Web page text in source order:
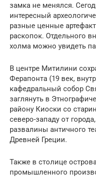
замка не менялся.
интересный
разные ценные
раскопок. Отдельного
холма можно увидеть
В центре Митилини
Ферапонта (19 век,
кафедральный собор
заглянуть в
району Киоски со
северо-западу от
развалины античного
Древней Греции.
Также в столице
промышленного